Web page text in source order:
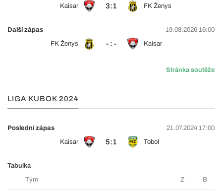
Kaisar
3:1 FK Ženys
Další zápas
19.08.2026 16:00
FK Ženys
- : - Kaisar
Stránka soutěže
LIGA KUBOK 2024
Poslední zápas
21.07.2024 17:00
Kaisar
5:1 Tobol
Tabulka
Tým
Z B